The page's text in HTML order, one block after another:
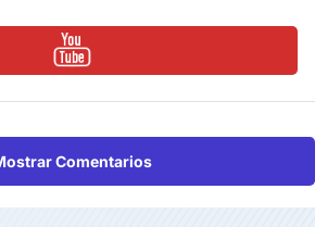
Comentarios